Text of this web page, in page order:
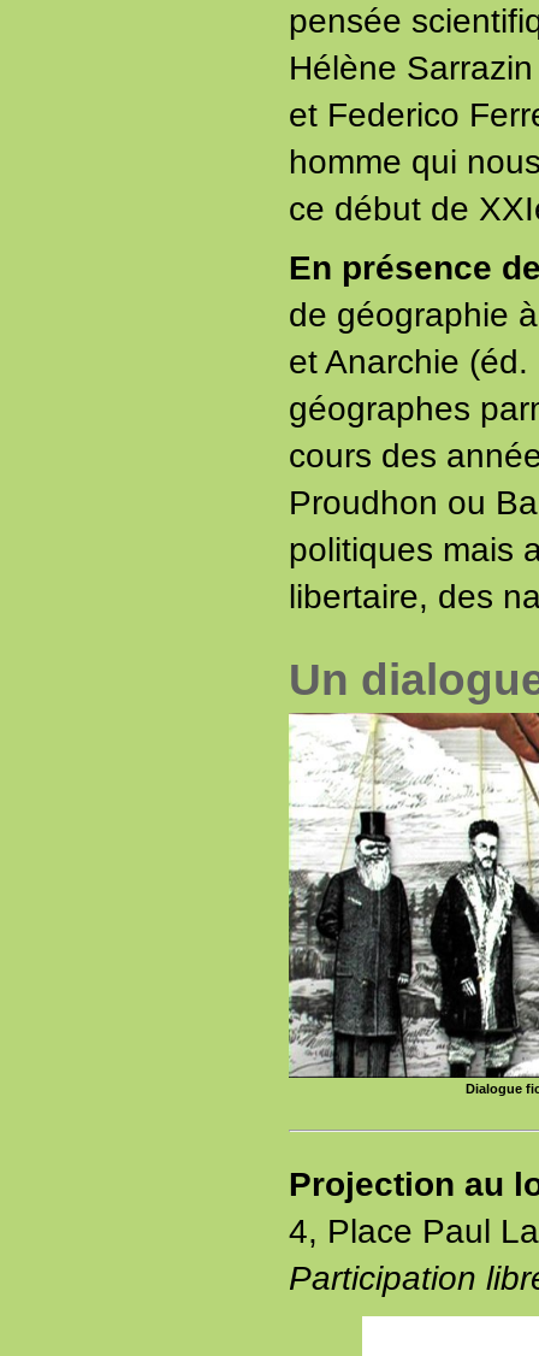
pensée
Hélène
et Federico
homme qui
ce début de
En présence
de géographie
et Anarchie
géographes
cours des
Proudhon ou
politiques mais
libertaire, des
Un
Dialogue
Projection au
4, Place Paul
Participation